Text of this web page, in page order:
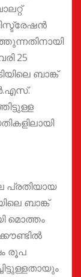
25
ബാങ്ക്
പ്രതിയായ
ബാങ്ക്
മൊത്തം
രൂപ